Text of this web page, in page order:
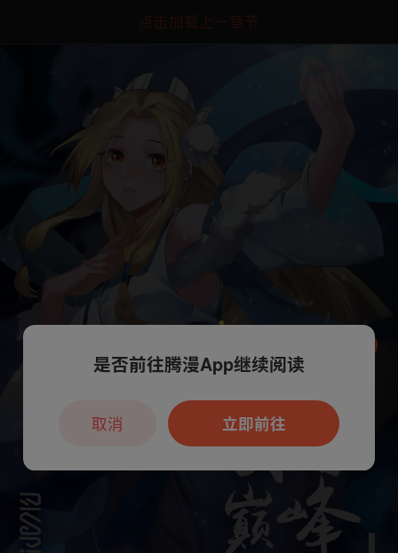
点击加载上一章节
本章节仅支持App阅读，可打开App新用
户7天免费看
是否前往腾漫App继续阅读
立即前往
取消